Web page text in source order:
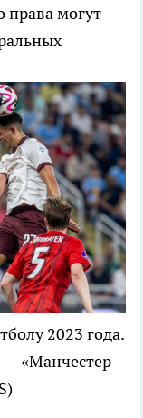
права могут
2023 года.
«Манчестер